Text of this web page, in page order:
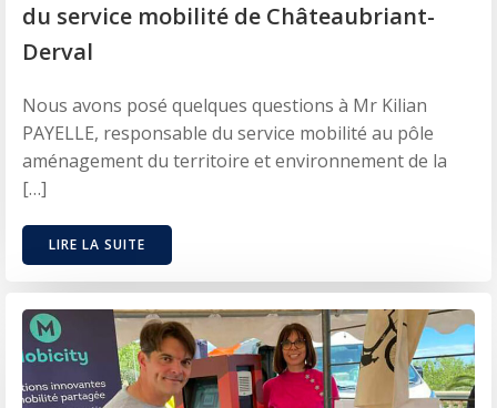
du service mobilité de Châteaubriant-
Derval
Nous avons posé quelques questions à Mr Kilian
PAYELLE, responsable du service mobilité au pôle
aménagement du territoire et environnement de la
[…]
LIRE LA SUITE